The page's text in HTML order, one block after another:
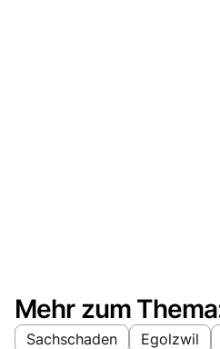
Mehr zum
Sachschaden Egolzwil